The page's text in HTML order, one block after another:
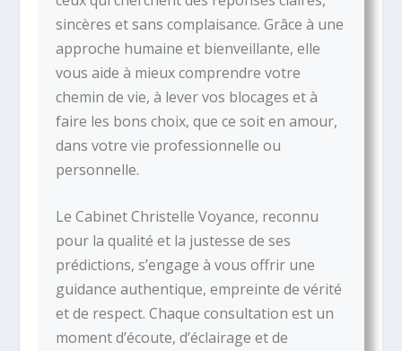
sincères et sans complaisance. Grâce à une
approche humaine et bienveillante, elle
vous aide à mieux comprendre votre
chemin de vie, à lever vos blocages et à
faire les bons choix, que ce soit en amour,
dans votre vie professionnelle ou
personnelle.
Le Cabinet Christelle Voyance, reconnu
pour la qualité et la justesse de ses
prédictions, s’engage à vous offrir une
guidance authentique, empreinte de vérité
et de respect. Chaque consultation est un
moment d’écoute, d’éclairage et de